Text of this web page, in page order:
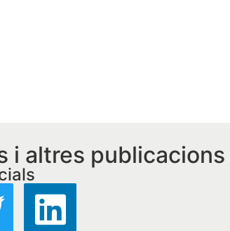
i altres publicacions